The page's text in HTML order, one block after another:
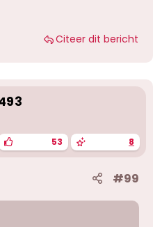
Citeer dit bericht
53 8
#99